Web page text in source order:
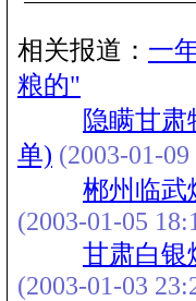
相关报道： 一
粮的"
隐瞒甘
单) (2003-01-
郴州临武
(2003-01-05
甘肃白银
(2003-01-03